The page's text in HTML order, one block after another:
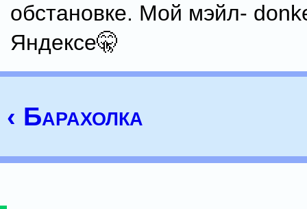
обстановке. Мой мэйл-
Яндексе🤫
‹ Барахолка